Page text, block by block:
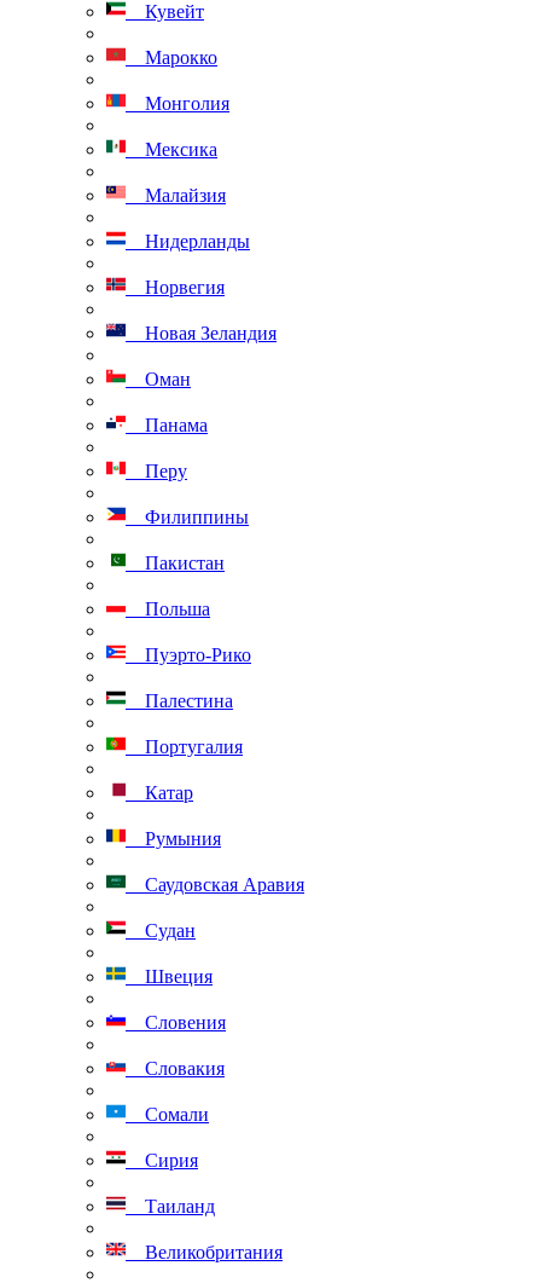
Кувейт
Марокко
Монголия
Мексика
Малайзия
Нидерланды
Норвегия
Новая Зеландия
Оман
Панама
Перу
Филиппины
Пакистан
Польша
Пуэрто-Рико
Палестина
Португалия
Катар
Румыния
Саудовская Аравия
Судан
Швеция
Словения
Словакия
Сомали
Сирия
Таиланд
Великобритания